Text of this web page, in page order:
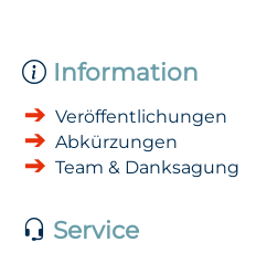
Information
Veröffentlichungen
Abkürzungen
Team & Danksagung
Service